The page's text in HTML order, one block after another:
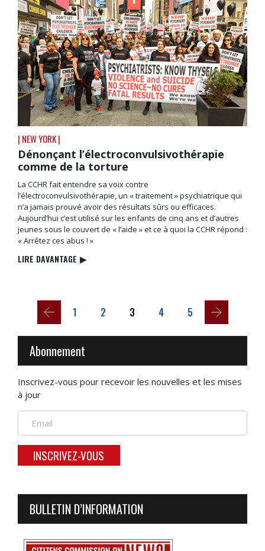
| NEW YORK |
Dénonçant l’électroconvulsivothérapie
comme de la torture
La CCHR fait entendre sa voix contre
l’électroconvulsivothérapie, un « traitement » psychiatrique qui
n’a jamais prouvé avoir des résultats sûrs ou efficaces.
Aujourd’hui c’est utilisé sur les enfants de cinq ans et d’autres
jeunes sous le couvert de « l’aide » et ce à quoi la CCHR répond :
« Arrêtez ces abus ! »
LIRE DAVANTAGE ▶
1 2 3 4 5
Abonnement
Inscrivez-vous pour recevoir les nouvelles et les mises
à jour
INSCRIVEZ-VOUS
BULLETIN D’INFORMATION